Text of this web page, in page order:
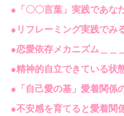
●「〇〇言葉」実践であな
●リフレーミング実践でみ
●恋愛依存メカニズム ＿＿
●精神的自立できている状
●「自己愛の基」愛着関係
●不安感を育てると愛着関